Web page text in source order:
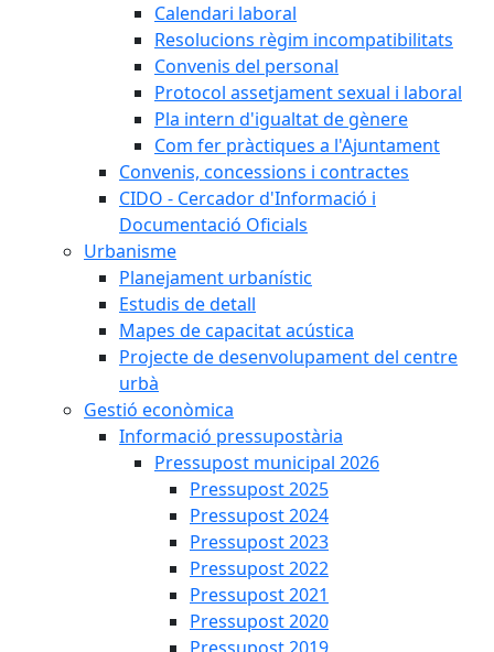
Calendari laboral
Resolucions règim incompatibilitats
Convenis del personal
Protocol assetjament sexual i laboral
Pla intern d'igualtat de gènere
Com fer pràctiques a l'Ajuntament
Convenis, concessions i contractes
CIDO - Cercador d'Informació i
Documentació Oficials
Urbanisme
Planejament urbanístic
Estudis de detall
Mapes de capacitat acústica
Projecte de desenvolupament del centre
urbà
Gestió econòmica
Informació pressupostària
Pressupost municipal 2026
Pressupost 2025
Pressupost 2024
Pressupost 2023
Pressupost 2022
Pressupost 2021
Pressupost 2020